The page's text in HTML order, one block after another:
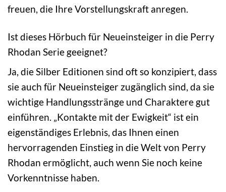
freuen, die Ihre Vorstellungskraft anregen.
Ist dieses Hörbuch für Neueinsteiger in die Perry
Rhodan Serie geeignet?
Ja, die Silber Editionen sind oft so konzipiert, dass
sie auch für Neueinsteiger zugänglich sind, da sie
wichtige Handlungsstränge und Charaktere gut
einführen. „Kontakte mit der Ewigkeit“ ist ein
eigenständiges Erlebnis, das Ihnen einen
hervorragenden Einstieg in die Welt von Perry
Rhodan ermöglicht, auch wenn Sie noch keine
Vorkenntnisse haben.